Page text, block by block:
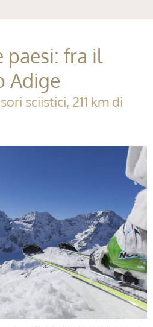
paesi: fra il
Adige
sciistici, 211 km di